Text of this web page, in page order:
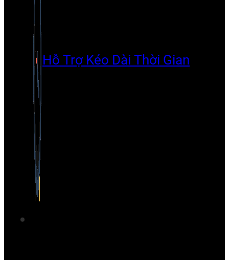
Hỗ Trợ Kéo Dài Thời Gian